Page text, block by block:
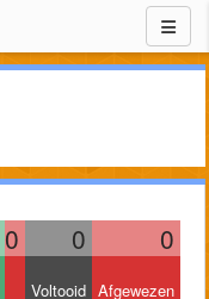
0 0 0
Voltooid Afgewezen